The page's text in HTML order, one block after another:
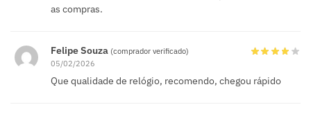
as compras.
Felipe Souza (comprador verificado)
05/02/2026
Que qualidade de relógio, recomendo, chegou rápido